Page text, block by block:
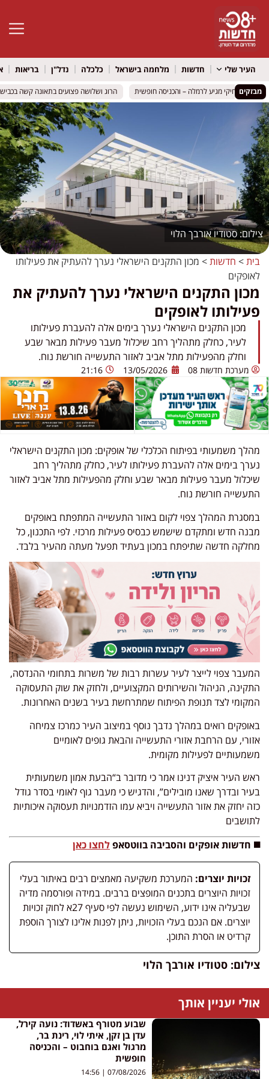
פתח
העיר שלי חדשות מלחמה בישראל כלכלה נדל"ן בריאות
מבזקיםמצחיקי מגיע לרמלה – והכניסה חופשית
מצחיקי מגיע לרמלה – והכניסה חופשית הרוג ושלושה פצועים בתאונה קשה בכביש 316 סמוך למיתר: שני כלי רכב התהפכו
הרוג ושלושה פצועים בתאונה קשה בכביש 316 סמוך למיתר: שני כלי רכב התהפכו
סטודיו אורבך הלוי
בית> חדשות> מכון התקנים הישראלי נערך להעתיק את פעילותו
לאופקים
מכון התקנים הישראלי נערך להעתיק את
פעילותו לאופקים
מכון התקנים הישראלי נערך בימים אלה להעברת פעילותו
לעיר, כחלק מתהליך רחב שיכלול מעבר פעילות מבאר שבע
וחלק מהפעילות מתל אביב לאזור התעשייה חורשת נוח.
מערכת חדשות 08 13/05/2026
21:16
מהלך משמעותי בפיתוח הכלכלי שלאופקים: מכון התקנים הישראלי
נערך בימים אלה להעברת פעילותו לעיר, כחלק מתהליך רחב
שיכלול מעבר פעילות מבאר שבע וחלק מהפעילות מתל אביב לאזור
התעשייה חורשת נוח.
במסגרת המהלך צפוי לקום באזור התעשייה המתפתח באופקים
מבנה חדש ומתקדם שישמש כבסיס פעילות מרכזי. לפי התכנון, כל
מחלקה חדשה שתיפתח במכון בעתיד תפעל מעתה מהעיר בלבד.
המעבר צפוי לייצר לעיר עשרות רבות של משרות בתחומי ההנדסה,
התקינה, הניהול והשירותים המקצועיים, ולחזק את שוק התעסוקה
המקומי לצד תנופת הפיתוח שמתרחשת בעיר בשנים האחרונות.
באופקים רואים במהלך נדבך נוסף במיצוב העיר כמרכז צמיחה
אזורי, עם הרחבת אזורי התעשייה והבאת גופים לאומיים
משמעותיים לפעילות מקומית.
ראש העיר איציק דנינו אמר כי מדובר ב“הבעת אמון משמעותית
בעיר ובדרך שאנו מובילים”, והדגיש כי מעבר גוף לאומי בסדר גודל
כזה יחזק את אזור התעשייה ויביא עמו הזדמנויות תעסוקה איכותיות
לתושבים
◼️ חדשות אופקים והסביבה בווטסאפלחצו כאן
זכויות יוצרים: המערכת משקיעה מאמצים רבים באיתור בעלי
זכויות היוצרים בתכנים המופצים ברבים. במידה ופורסמה מדיה
שבעליה אינו ידוע, השימוש נעשה לפי סעיף 27א לחוק זכויות
יוצרים. אם הנכם בעלי הזכויות, ניתן לפנות אלינו לצורך הוספת
קרדיט או הסרת התוכן.
צילום: סטודיו אורבך הלוי
אולי יעניין אותך
שבוע מטורף באשדוד: נועה קירל,
עדן בן זקן, איתי לוי, רינת בר,
מרגול ואגם בוחבוט – והכניסה
חופשית
07/08/2026